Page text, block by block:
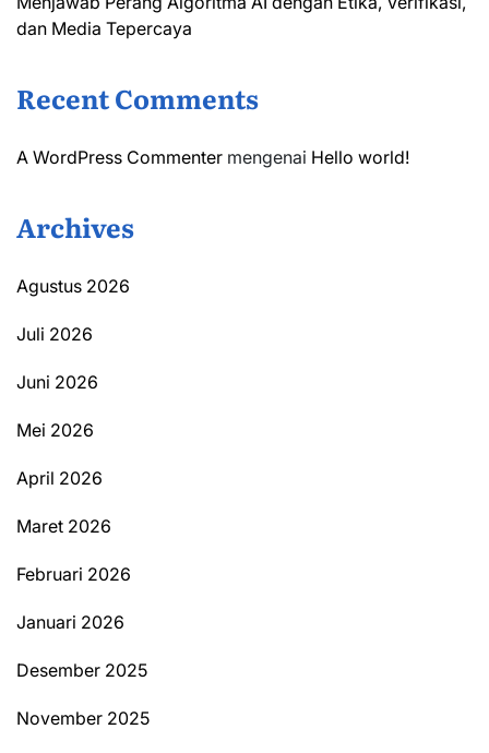
dan Media Tepercaya
Recent Comments
A WordPress Commenter mengenai Hello world!
Archives
Agustus 2026
Juli 2026
Juni 2026
Mei 2026
April 2026
Maret 2026
Februari 2026
Januari 2026
Desember 2025
November 2025